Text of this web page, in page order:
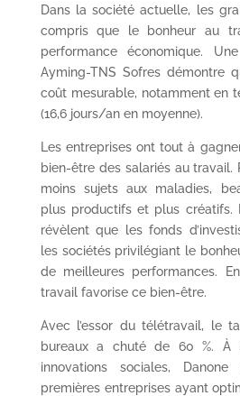
Dans la société actuelle, les
compris que le bonheur au
performance économique.
Ayming-TNS Sofres démontre
coût mesurable, notamment en
(16,6 jours/an en moyenne).
Les entreprises ont tout à
bien-être des salariés au travail.
moins sujets aux maladies,
plus productifs et plus créatifs.
révèlent que les fonds
les sociétés privilégiant le
de meilleures performances.
travail favorise ce bien-être.
Avec l’essor du télétravail, le
bureaux a chuté de 60 %. À
innovations sociales,
premières entreprises ayant